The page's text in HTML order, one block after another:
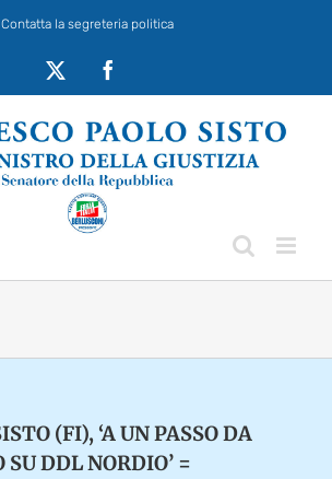
Contatta la segreteria politica
(FI), ‘A UN PASSO DA
DDL NORDIO’ =